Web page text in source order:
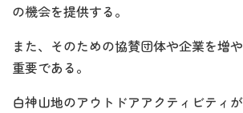
の機会を提供する。
また、そのための協賛団体や企業を増
重要である。
白神山地のアウトドアアクティビティ